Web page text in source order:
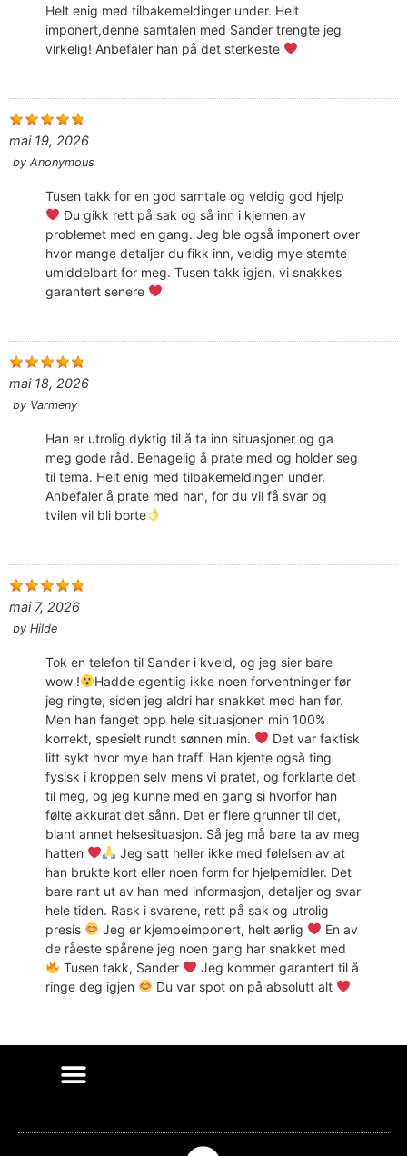
Helt enig med tilbakemeldinger under. Helt
imponert,denne samtalen med Sander trengte jeg
virkelig! Anbefaler han på det sterkeste
mai 19, 2026
by Anonymous
Tusen takk for en god samtale og veldig god hjelp
Du gikk rett på sak og så inn i kjernen av
problemet med en gang. Jeg ble også imponert over
hvor mange detaljer du fikk inn, veldig mye stemte
umiddelbart for meg. Tusen takk igjen, vi snakkes
garantert senere
mai 18, 2026
by Varmeny
Han er utrolig dyktig til å ta inn situasjoner og ga
meg gode råd. Behagelig å prate med og holder seg
til tema. Helt enig med tilbakemeldingen under.
Anbefaler å prate med han, for du vil få svar og
tvilen vil bli borte
mai 7, 2026
by Hilde
Tok en telefon til Sander i kveld, og jeg sier bare
wow !
Hadde egentlig ikke noen forventninger før
jeg ringte, siden jeg aldri har snakket med han før.
Men han fanget opp hele situasjonen min 100%
korrekt, spesielt rundt sønnen min.
Det var faktisk
litt sykt hvor mye han traff. Han kjente også ting
fysisk i kroppen selv mens vi pratet, og forklarte det
til meg, og jeg kunne med en gang si hvorfor han
følte akkurat det sånn. Det er flere grunner til det,
blant annet helsesituasjon. Så jeg må bare ta av meg
hatten
Jeg satt heller ikke med følelsen av at
han brukte kort eller noen form for hjelpemidler. Det
bare rant ut av han med informasjon, detaljer og svar
hele tiden. Rask i svarene, rett på sak og utrolig
presis
Jeg er kjempeimponert, helt ærlig
En av
de råeste spårene jeg noen gang har snakket med
Tusen takk, Sander
Jeg kommer garantert til å
ringe deg igjen
Du var spot on på absolutt alt